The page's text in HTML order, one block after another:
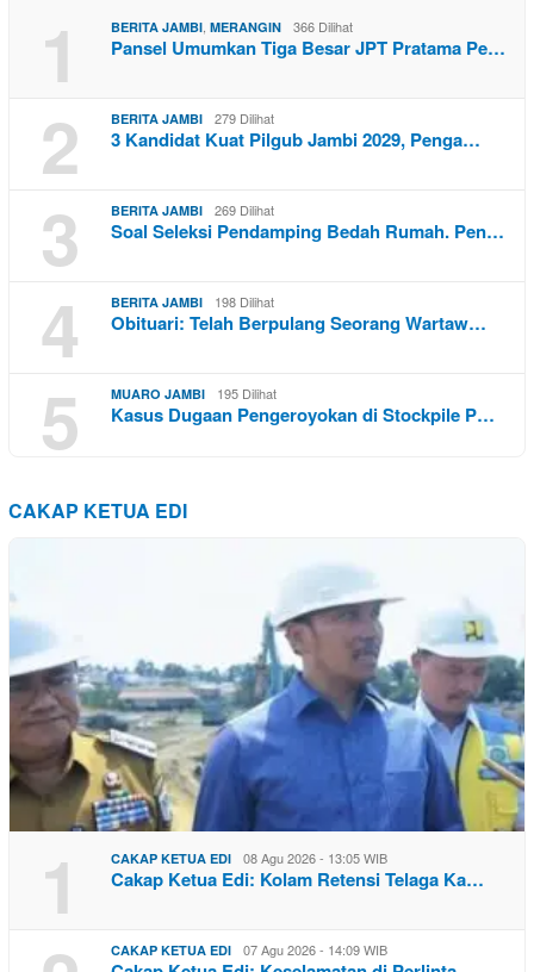
1 BERITA JAMBI, MERANGIN 366 Dilihat
Pansel Umumkan Tiga Besar JPT Pratama Pe…
2 BERITA JAMBI 279 Dilihat
3 Kandidat Kuat Pilgub Jambi 2029, Penga…
3 BERITA JAMBI 269 Dilihat
Soal Seleksi Pendamping Bedah Rumah. Pen…
4 BERITA JAMBI 198 Dilihat
Obituari: Telah Berpulang Seorang Wartaw…
5 MUARO JAMBI 195 Dilihat
Kasus Dugaan Pengeroyokan di Stockpile P…
CAKAP KETUA EDI
1 CAKAP KETUA EDI 08 Agu 2026 - 13:05 WIB
Cakap Ketua Edi: Kolam Retensi Telaga Ka…
CAKAP KETUA EDI 07 Agu 2026 - 14:09 WIB